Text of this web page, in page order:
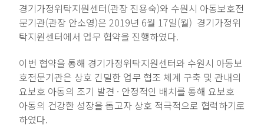
경기가정위탁지원센터(관장 진용숙)와 수원시 아동보호전
문기관(관장 안소영)은 2019년 6월 17일(월) 경기가정위
탁지원센터에서 업무 협약을 진행하였다.
이번 협약을 통해 경기가정위탁지원센터와 수원시 아동보
호전문기관은 상호 긴밀한 업무 협조 체계 구축 및 관내의
요보호 아동의 조기 발견 · 안정적인 배치를 통해 요보호
아동의 건강한 성장을 돕고자 상호 적극적으로 협력하기로
하였다.